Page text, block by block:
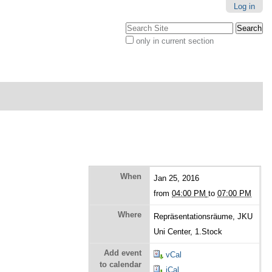
Log in
Search Site
only in current section
When
Jan 25, 2016
from04:00 PM to07:00 PM
Where
Repräsentationsräume, JKU
Uni Center, 1.Stock
Add event
to calendar
vCal
iCal